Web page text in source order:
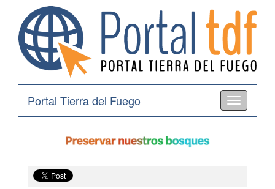
Toggle
navigation
Portal Tierra del Fuego